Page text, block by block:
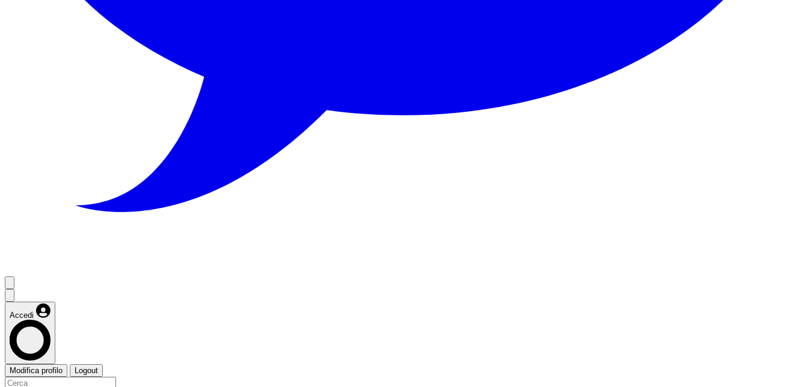
Accedi
Modifica profilo Logout